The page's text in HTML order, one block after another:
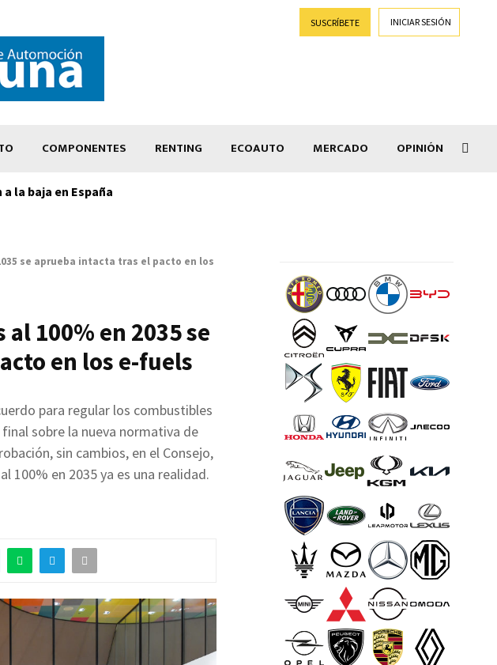
SUSCRÍBETE INICIAR SESIÓN
COMPONENTES RENTING ECOAUTO MERCADO OPINIÓN
la baja en España
se aprueba intacta tras el pacto en los
100% en 2035 se
en los e-fuels
para regular los combustibles
sobre la nueva normativa de
sin cambios, en el Consejo,
100% en 2035 ya es una realidad.